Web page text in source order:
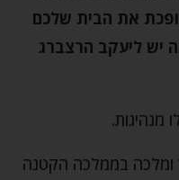
את הבית שלכם
יש ליעקב הרצברג
מנהיגות.
ומלכה בממלכה הקטנה